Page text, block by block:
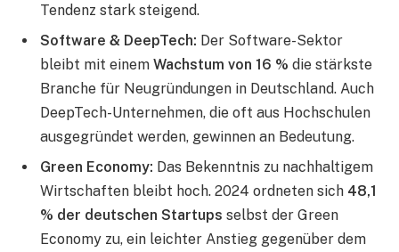
Tendenz stark steigend.
Software & DeepTech: Der Software-Sektor
bleibt mit einem Wachstum von 16 % die stärkste
Branche für Neugründungen in Deutschland. Auch
DeepTech-Unternehmen, die oft aus Hochschulen
ausgegründet werden, gewinnen an Bedeutung.
Green Economy: Das Bekenntnis zu nachhaltigem
Wirtschaften bleibt hoch. 2024 ordneten sich 48,1
% der deutschen Startups selbst der Green
Economy zu, ein leichter Anstieg gegenüber dem